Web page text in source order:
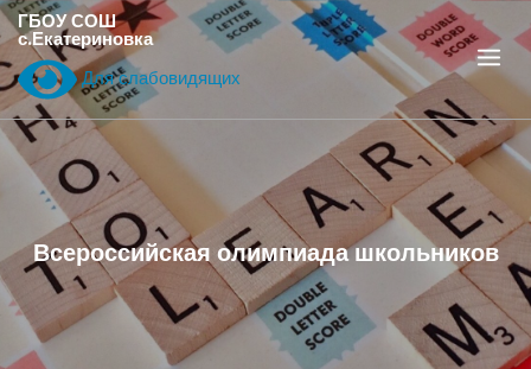
Перейти
к
содержанию
ГБОУ СОШ
с.Екатериновка
Для слабовидящих
Всероссийская олимпиада школьников